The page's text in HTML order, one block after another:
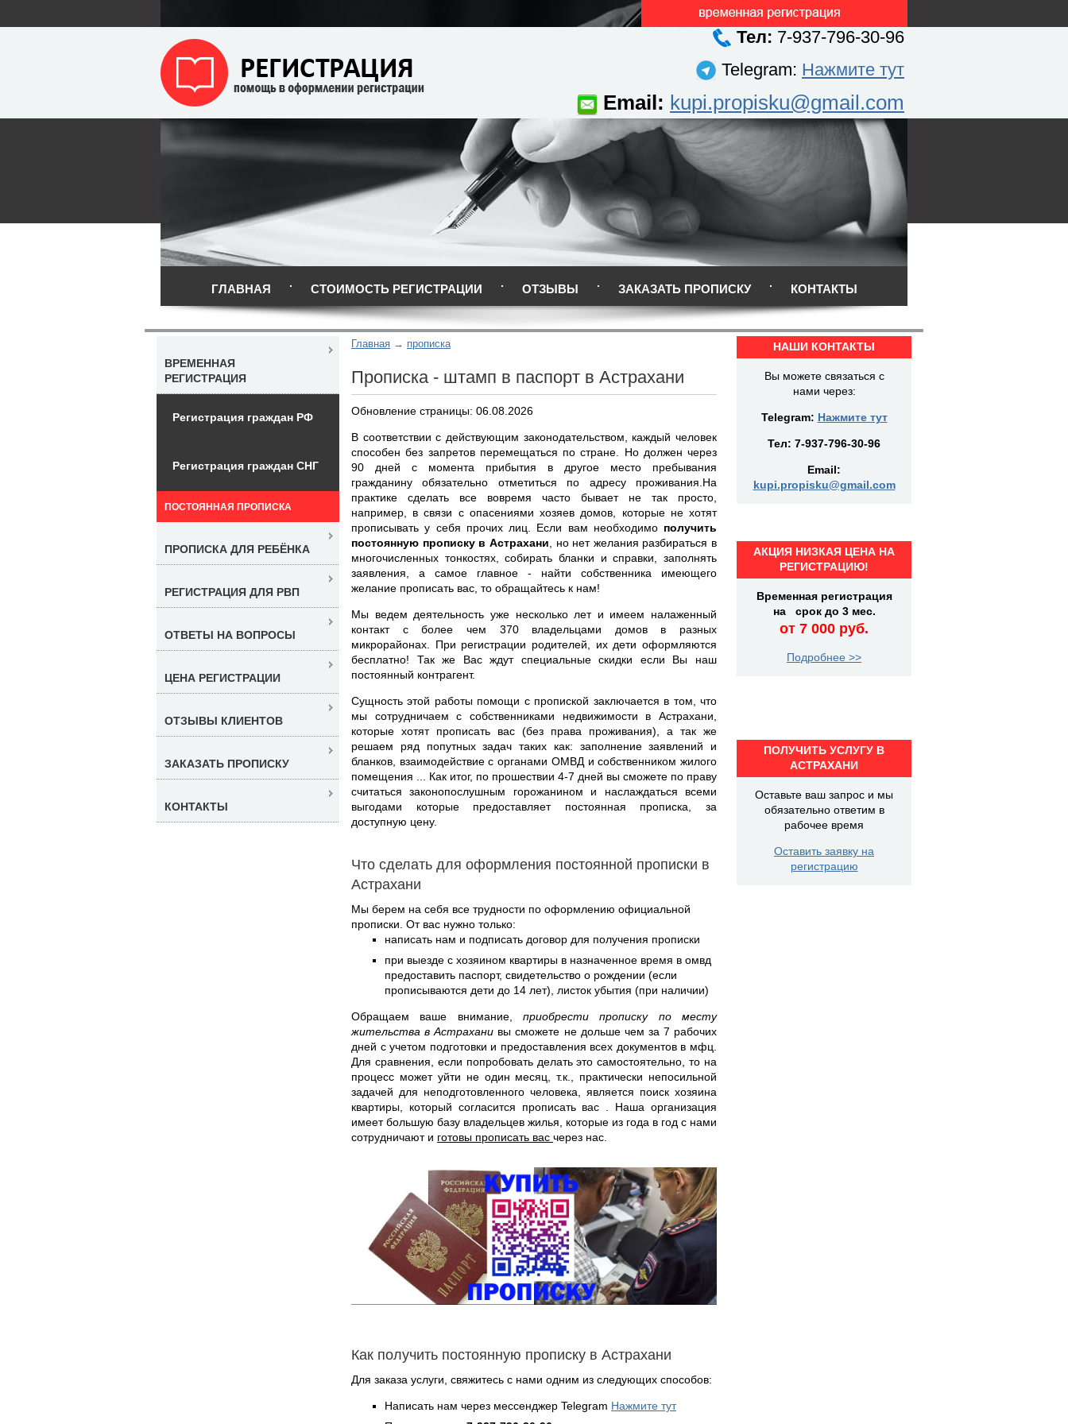
Тел: 7-937-796-30-96
Telegram: Нажмите тут
Email: kupi.propisku@gmail.com
ГЛАВНАЯ СТОИМОСТЬ РЕГИСТРАЦИИ ОТЗЫВЫ ЗАКАЗАТЬ ПРОПИСКУ КОНТАКТЫ
Главная прописка
Прописка - штамп в паспорт в Астрахани
Обновление страницы: 06.08.2026
В соответствии с действующим законодательством, каждый человек
способен без запретов перемещаться по стране. Но должен через
90 дней с момента прибытия в другое место пребывания
гражданину обязательно отметиться по адресу проживания.На
практике сделать все вовремя часто бывает не так просто,
например, в связи с опасениями хозяев домов, которые не хотят
прописывать у себя прочих лиц. Если вам необходимо получить
постоянную прописку в Астрахани , но нет желания разбираться в
многочисленных тонкостях, собирать бланки и справки, заполнять
заявления, а самое главное - найти собственника имеющего
желание прописать вас, то обращайтесь к нам!
Мы ведем деятельность уже несколько лет и имеем налаженный
контакт с более чем 370 владельцами домов в разных
микрорайонах. При регистрации родителей, их дети оформляются
бесплатно! Так же Вас ждут специальные скидки если Вы наш
постоянный контрагент.
Сущность этой работы помощи с пропиской заключается в том, что
мы сотрудничаем с собственниками недвижимости в Астрахани,
которые хотят прописать вас (без права проживания), а так же
решаем ряд попутных задач таких как: заполнение заявлений и
бланков, взаимодействие с органами ОМВД и собственником жилого
помещения ... Как итог, по прошествии 4-7 дней вы сможете по праву
считаться законопослушным горожанином и наслаждаться всеми
выгодами которые предоставляет постоянная прописка, за
доступную цену.
Что сделать для оформления постоянной прописки в
Астрахани
Мы берем на себя все трудности по оформлению официальной
прописки. От вас нужно только:
написать нам и подписать договор для получения прописки
при выезде с хозяином квартиры в назначенное время в омвд
предоставить паспорт, свидетельство о рождении (если
прописываются дети до 14 лет), листок убытия (при наличии)
Обращаем ваше внимание, приобрести прописку по месту
жительства в Астрахани вы сможете не дольше чем за 7 рабочих
дней с учетом подготовки и предоставления всех документов в мфц.
Для сравнения, если попробовать делать это самостоятельно, то на
процесс может уйти не один месяц, т.к., практически непосильной
задачей для неподготовленного человека, является поиск хозяина
квартиры, который согласится прописать вас . Наша организация
имеет большую базу владельцев жилья, которые из года в год с нами
сотрудничают и готовы прописать вас через нас.
Как получить постоянную прописку в Астрахани
Для заказа услуги, свяжитесь с нами одним из следующих способов:
Написать нам через мессенджер Telegram Нажмите тут
ВРЕМЕННАЯ
РЕГИСТРАЦИЯ
Регистрация граждан РФ
Регистрация граждан СНГ
ПОСТОЯННАЯ ПРОПИСКА
ПРОПИСКА ДЛЯ РЕБЁНКА
РЕГИСТРАЦИЯ ДЛЯ РВП
ОТВЕТЫ НА ВОПРОСЫ
ЦЕНА РЕГИСТРАЦИИ
ОТЗЫВЫ КЛИЕНТОВ
ЗАКАЗАТЬ ПРОПИСКУ
КОНТАКТЫ
НАШИ КОНТАКТЫ
Вы можете связаться с
нами через:
Telegram: Нажмите тут
Тел: 7-937-796-30-96
Email:
kupi.propisku@gmail.com
АКЦИЯ НИЗКАЯ ЦЕНА НА
РЕГИСТРАЦИЮ!
Временная регистрация
на срок до 3 мес.
от 7 000 руб.
Подробнее >>
ПОЛУЧИТЬ УСЛУГУ В
АСТРАХАНИ
Оставьте ваш запрос и мы
обязательно ответим в
рабочее время
Оставить заявку на
регистрацию